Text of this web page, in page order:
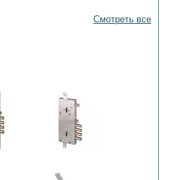
Смотреть все